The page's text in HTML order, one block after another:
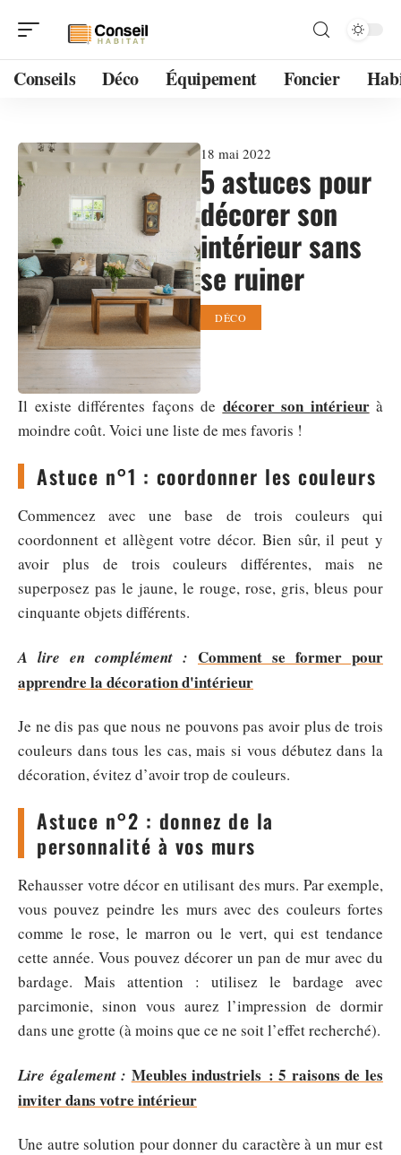
Conseils Déco Équipement Foncier
18 mai 2022
5 astuces pour
décorer son
intérieur sans
se ruiner
DÉCO
Il existe différentes façons de décorer son intérieurà
moindre coût. Voici une liste de mes favoris !
Astuce n°1 : coordonner les couleurs
Commencez avec une base de trois couleurs qui
coordonnent et allègent votre décor. Bien sûr, il peut y
avoir plus de trois couleurs différentes, mais ne
superposez pas le jaune, le rouge, rose, gris, bleus pour
cinquante objets différents.
A lire en complément : Comment se former pour
apprendre la décoration d'intérieur
Je ne dis pas que nous ne pouvons pas avoir plus de trois
couleurs dans tous les cas, mais si vous débutez dans la
décoration, évitez d’avoir trop de couleurs.
Astuce n°2 : donnez de la
personnalité à vos murs
Rehausser votre décor en utilisant des murs. Par exemple,
vous pouvez peindre les murs avec des couleurs fortes
comme le rose, le marron ou le vert, qui est tendance
cette année. Vous pouvez décorer un pan de mur avec du
bardage. Mais attention : utilisez le bardage avec
parcimonie, sinon vous aurez l’impression de dormir
dans une grotte (à moins que ce ne soit l’effet recherché).
Lire également : Meubles industriels : 5 raisons de les
inviter dans votre intérieur
Une autre solution pour donner du caractère à un mur est